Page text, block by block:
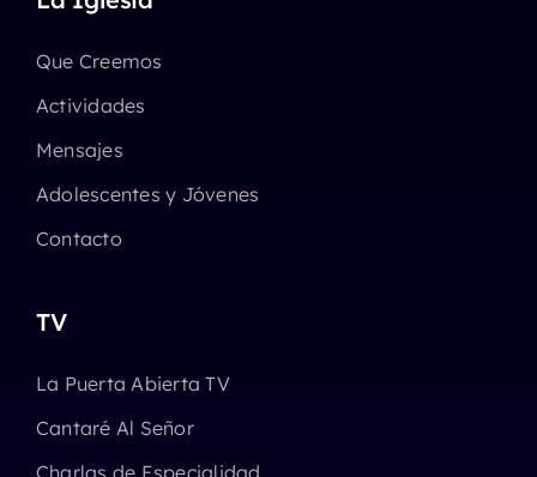
Que Creemos
Actividades
Mensajes
Adolescentes y Jóvenes
Contacto
TV
La Puerta Abierta TV
Cantaré Al Señor
Charlas de Especialidad